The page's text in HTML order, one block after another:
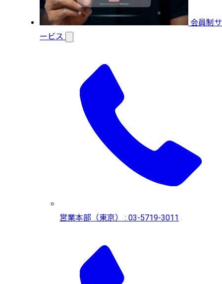
会員制サ
ービス
営業本部（東京） : 03-5719-3011